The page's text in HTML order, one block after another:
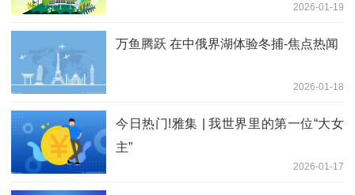
2026-01-19
万鱼腾跃 在中俄界湖体验冬捕-焦点热闻
2026-01-18
今日热门!雅集 | 我世界里的第一位“大女
主”
2026-01-17